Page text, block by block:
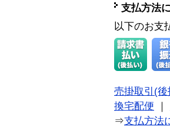
支払方法
以下のお支
売掛取引(後
換宅配便
⇒支払方法